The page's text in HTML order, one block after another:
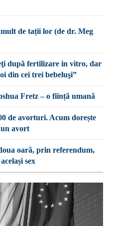
mult de tații lor (de dr. Meg
după fertilizare in vitro, dar
din cei trei bebeluşi”
Fretz – o ființă umană
de avorturi. Acum dorește
un avort
oară, prin referendum,
sex